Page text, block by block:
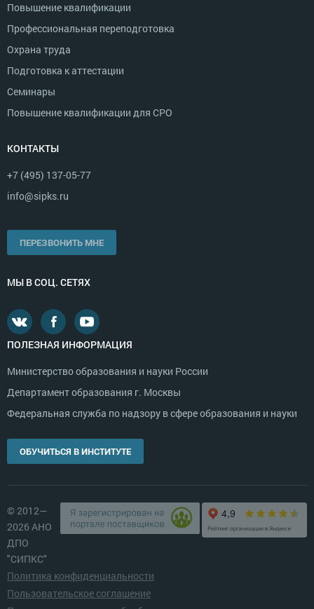
Повышение квалификации
Профессиональная переподготовка
Охрана труда
Подготовка к аттестации
Семинары
Повышение квалификации для СРО
КОНТАКТЫ
+7 (495) 137-05-77
info@sipks.ru
ПЕРЕЗВОНИТЬ МНЕ
МЫ В СОЦ. СЕТЯХ
ПОЛЕЗНАЯ ИНФОРМАЦИЯ
Министерство образования и науки России
Департамент образования г. Москвы
Федеральная служба по надзору в сфере образования и науки
ОБУЧИТЬСЯ В ИНСТИТУТЕ
© 2012—
2026 АНО
ДПО
"СИПКС"
Политика конфиденциальности
Пользовательское соглашение